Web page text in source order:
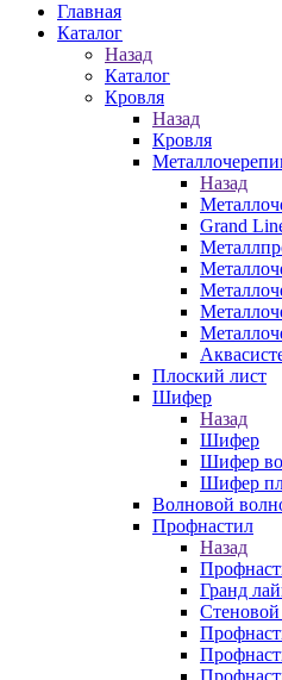
Главная
Каталог
Назад
Каталог
Кровля
Назад
Кровля
Назад
Grand
Плоский лист
Шифер
Назад
Шифер
Шифер
Шифер
Волновой
Профнастил
Назад
Гранд